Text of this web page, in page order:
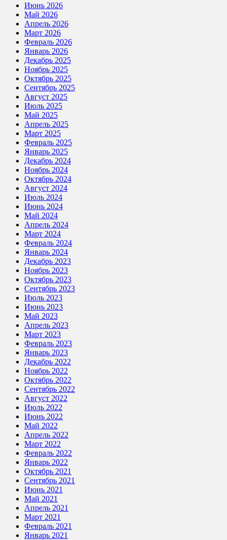
Июнь 2026
Май 2026
Апрель 2026
Март 2026
Февраль 2026
Январь 2026
Декабрь 2025
Ноябрь 2025
Октябрь 2025
Сентябрь 2025
Август 2025
Июль 2025
Май 2025
Апрель 2025
Март 2025
Февраль 2025
Январь 2025
Декабрь 2024
Ноябрь 2024
Октябрь 2024
Август 2024
Июль 2024
Июнь 2024
Май 2024
Апрель 2024
Март 2024
Февраль 2024
Январь 2024
Декабрь 2023
Ноябрь 2023
Октябрь 2023
Сентябрь 2023
Июль 2023
Июнь 2023
Май 2023
Апрель 2023
Март 2023
Февраль 2023
Январь 2023
Декабрь 2022
Ноябрь 2022
Октябрь 2022
Сентябрь 2022
Август 2022
Июль 2022
Июнь 2022
Май 2022
Апрель 2022
Март 2022
Февраль 2022
Январь 2022
Октябрь 2021
Сентябрь 2021
Июнь 2021
Май 2021
Апрель 2021
Март 2021
Февраль 2021
Январь 2021